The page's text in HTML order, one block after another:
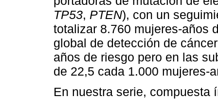
TP53, PTEN), con un
totalizar 8.760 mujeres-años
global de detección de
años de riesgo pero en las
de 22,5 cada 1.000 mujeres-
En nuestra serie, compuesta